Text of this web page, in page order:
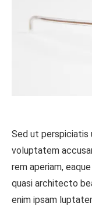
Sed ut perspiciatis
voluptatem
rem aperiam,
quasi architecto
enim ipsam